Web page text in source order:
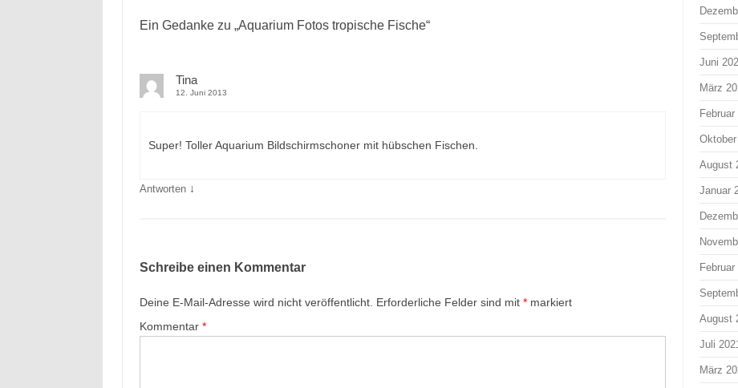
Ein Gedanke zu „Aquarium Fotos tropische Fische“
Tina
12. Juni 2013
Super! Toller Aquarium Bildschirmschoner mit hübschen Fischen.
Antworten ↓
Schreibe einen Kommentar
Deine E-Mail-Adresse wird nicht veröffentlicht. Erforderliche Felder sind mit *markiert
Kommentar *
Juni
März
Februar
August
Januar
Februar
August
Juli
März